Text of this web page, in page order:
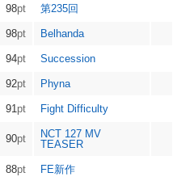
98pt 第235回
98pt Belhanda
94pt Succession
92pt Phyna
91 pt Fight Difficulty
90pt
NCT 127 MV
TEASER
88pt FE新作